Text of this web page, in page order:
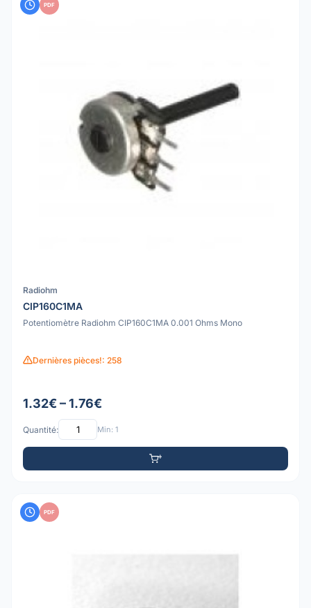
PDF
Radiohm
CIP160C1MA
Potentiomètre Radiohm CIP160C1MA 0.001 Ohms Mono
Dernières pièces!: 258
1.32€ – 1.76€
Quantité: Min: 1
PDF